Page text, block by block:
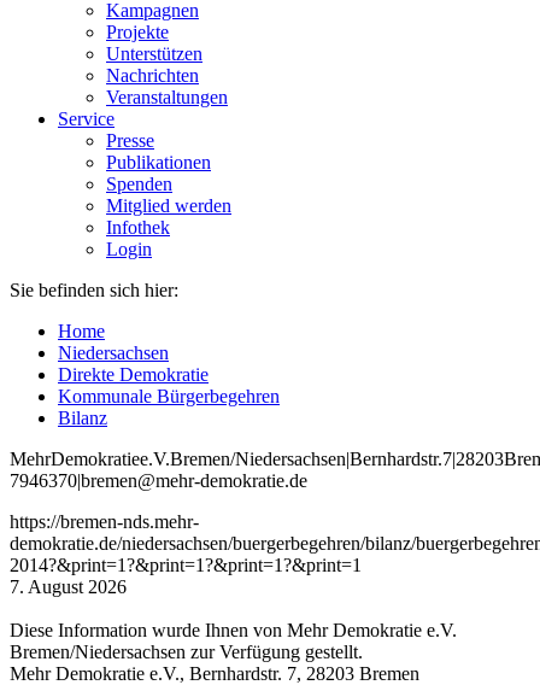
Kampagnen
Projekte
Unterstützen
Nachrichten
Veranstaltungen
Service
Presse
Publikationen
Spenden
Mitglied werden
Infothek
Login
Sie befinden sich hier:
Home
Niedersachsen
Direkte Demokratie
Kommunale Bürgerbegehren
Bilanz
MehrDemokratiee.V.Bremen/Niedersachsen|Bernhardstr.7|28203
7946370|bremen@mehr-demokratie.de
https://bremen-nds.mehr-
demokratie.de/niedersachsen/buergerbegehren/bilanz/
2014?&print=1?&print=1?&print=1?&print=1
7. August 2026
Diese Information wurde Ihnen von Mehr Demokratie e.V.
Bremen/Niedersachsen zur Verfügung gestellt.
Mehr Demokratie e.V., Bernhardstr. 7, 28203 Bremen